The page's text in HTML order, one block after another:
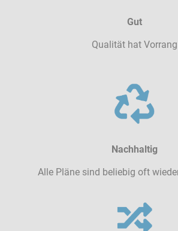
Gut
Qualität hat Vorrang
Nachhaltig
Alle Pläne sind beliebig oft